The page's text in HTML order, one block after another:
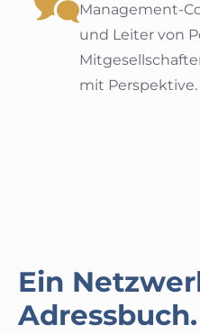
Management-
und Leiter von
mit Perspektive.
Ein
Adressbuch.